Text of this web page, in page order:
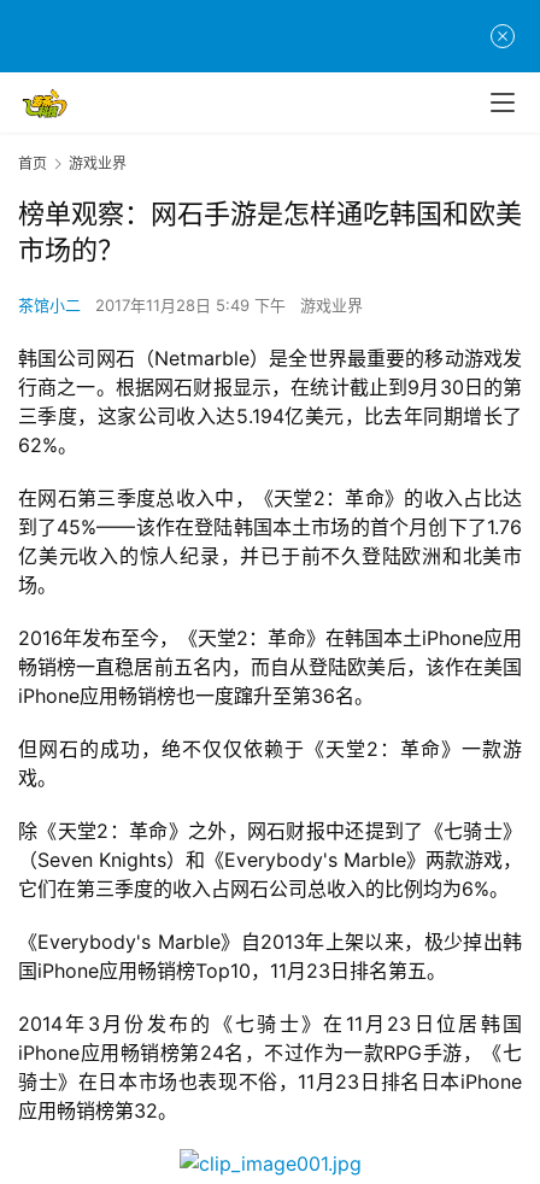
首
首页 游戏业界
榜单观察：网石手游是怎样通吃韩国和欧美
市场的？
茶馆小二 2017年11月28日 5:49 下午 游戏业界
韩国公司网石（Netmarble）是全世界最重要的移动游戏发
行商之一。根据网石财报显示，在统计截止到9月30日的第
三季度，这家公司收入达5.194亿美元，比去年同期增长了
62%。
在网石第三季度总收入中，《天堂2：革命》的收入占比达
到了45%——该作在登陆韩国本土市场的首个月创下了1.76
亿美元收入的惊人纪录，并已于前不久登陆欧洲和北美市
场。
2016年发布至今，《天堂2：革命》在韩国本土iPhone应用
畅销榜一直稳居前五名内，而自从登陆欧美后，该作在美国
iPhone应用畅销榜也一度蹿升至第36名。
但网石的成功，绝不仅仅依赖于《天堂2：革命》一款游
戏。
除《天堂2：革命》之外，网石财报中还提到了《七骑士》
（Seven Knights）和《Everybody's Marble》两款游戏，
它们在第三季度的收入占网石公司总收入的比例均为6%。
《Everybody's Marble》自2013年上架以来，极少掉出韩
国iPhone应用畅销榜Top10，11月23日排名第五。
2014年3月份发布的《七骑士》在11月23日位居韩国
iPhone应用畅销榜第24名，不过作为一款RPG手游，《七
骑士》在日本市场也表现不俗，11月23日排名日本iPhone
应用畅销榜第32。